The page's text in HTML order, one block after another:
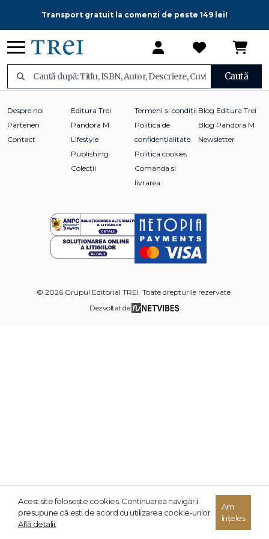
Transport gratuit la comenzi de peste 149 lei!
Caută
Despre noi
Parteneri
Contact
Editura Trei
Pandora M
Lifestyle
Publishing
Colecții
Termeni și condiții
Politica de
confidențialitate
Politica cookies
Comanda si
livrarea
Blog Editura Trei
Blog Pandora M
Newsletter
© 2026 Grupul Editorial TREI. Toate drepturile rezervate.
Dezvoltat de:
Acest site foloseşte cookies. Continuarea navigării
presupune că eşti de acord cu utilizarea cookie-urilor.
Află detalii.
Am
înțeles